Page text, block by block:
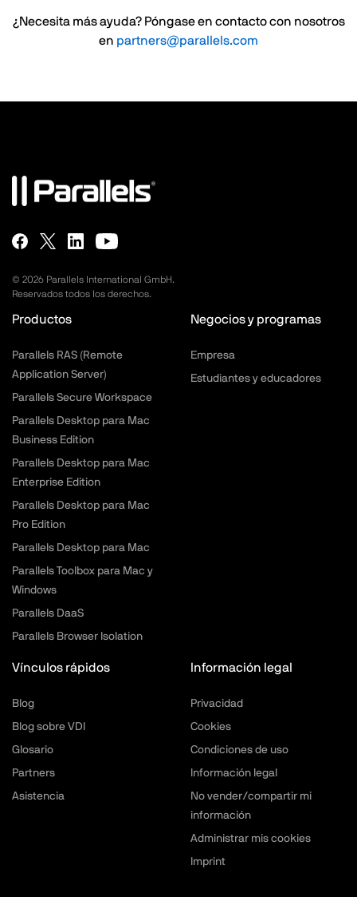
¿Necesita más ayuda? Póngase en contacto con nosotros
en partners@parallels.com
© 2026 Parallels International GmbH.
Reservados todos los derechos.
Productos
Parallels RAS (Remote
Application Server)
Parallels Secure Workspace
Parallels Desktop para Mac
Business Edition
Parallels Desktop para Mac
Enterprise Edition
Parallels Desktop para Mac
Pro Edition
Parallels Desktop para Mac
Parallels Toolbox para Mac y
Windows
Parallels DaaS
Parallels Browser Isolation
Negocios y programas
Empresa
Estudiantes y educadores
Vínculos rápidos
Blog
Blog sobre VDI
Glosario
Partners
Asistencia
Información legal
Privacidad
Cookies
Condiciones de uso
Información legal
No vender/compartir mi
información
Administrar mis cookies
Imprint